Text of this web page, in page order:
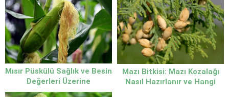
Mısır Püskülü Sağlık ve Besin
Değerleri Üzerine
Derinlemesine İnceleme
Mazı Bitkisi: Mazı Kozalağı
Nasıl Hazırlanır ve Hangi